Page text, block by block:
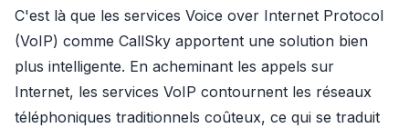
C'est là que les services Voice over Internet Protocol
(VoIP) comme CallSky apportent une solution bien
plus intelligente. En acheminant les appels sur
Internet, les services VoIP contournent les réseaux
téléphoniques traditionnels coûteux, ce qui se traduit